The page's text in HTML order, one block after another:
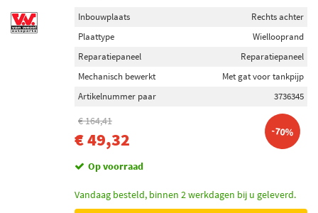
Inbouwplaats
Rechts achter
Plaattype
Wiellooprand
Reparatiepaneel
Reparatiepaneel
Mechanisch bewerkt
Met gat voor tankpijp
Artikelnummer paar
3736345
€ 164,41
€ 49,32 -70%
Op voorraad
Vandaag besteld, binnen 2 werkdagen bij u geleverd.